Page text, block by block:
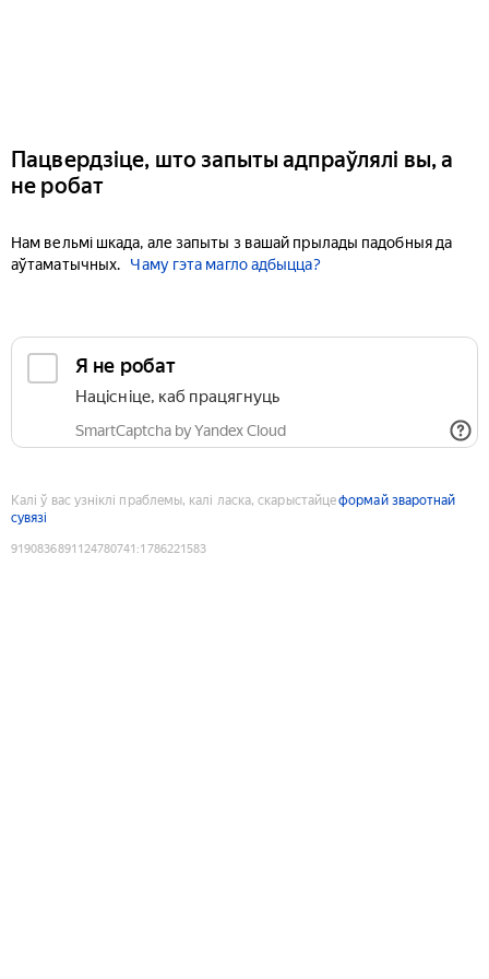
Пацвердзіце, што запыты адпраўлялі вы, а
не робат
Нам вельмі шкада, але запыты з вашай прылады падобныя да
аўтаматычных.
Чаму гэта магло адбыцца?
Я не робат
Націсніце, каб працягнуць
SmartCaptcha by Yandex Cloud
Калі ў вас узніклі праблемы, калі ласка, скарыстайцеформай зваротнай
сувязі
9190836891124780741 :1786221583